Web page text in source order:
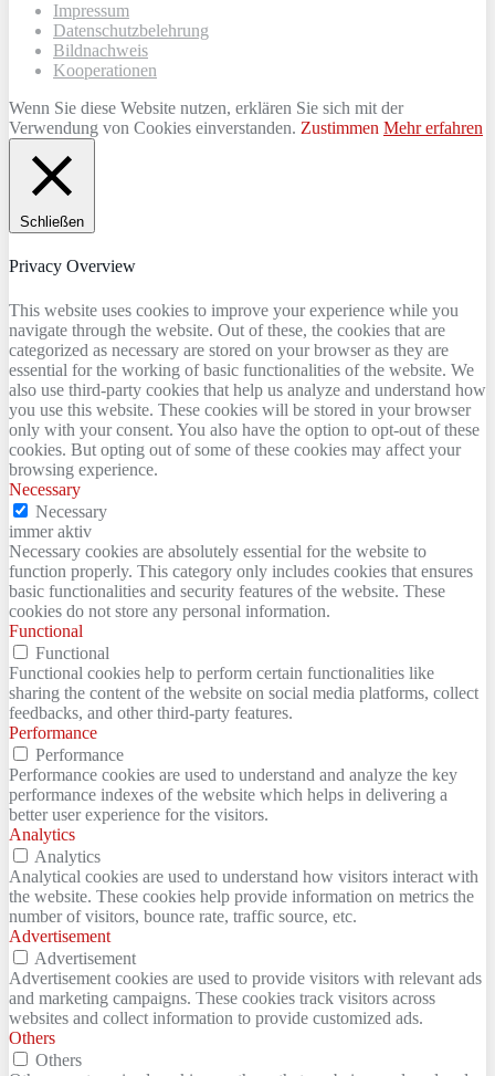
Impressum
Datenschutzbelehrung
Bildnachweis
Kooperationen
Wenn Sie diese Website nutzen, erklären Sie sich mit der
Verwendung von Cookies einverstanden. Zustimmen Mehr erfahren
Schließen
Privacy Overview
This website uses cookies to improve your experience while you
navigate through the website. Out of these, the cookies that are
categorized as necessary are stored on your browser as they are
essential for the working of basic functionalities of the website. We
also use third-party cookies that help us analyze and understand how
you use this website. These cookies will be stored in your browser
only with your consent. You also have the option to opt-out of these
cookies. But opting out of some of these cookies may affect your
browsing experience.
Necessary
Necessary
immer aktiv
Necessary cookies are absolutely essential for the website to
function properly. This category only includes cookies that ensures
basic functionalities and security features of the website. These
cookies do not store any personal information.
Functional
Functional
Functional cookies help to perform certain functionalities like
sharing the content of the website on social media platforms, collect
feedbacks, and other third-party features.
Performance
Performance
Performance cookies are used to understand and analyze the key
performance indexes of the website which helps in delivering a
better user experience for the visitors.
Analytics
Analytics
Analytical cookies are used to understand how visitors interact with
the website. These cookies help provide information on metrics the
number of visitors, bounce rate, traffic source, etc.
Advertisement
Advertisement
Advertisement cookies are used to provide visitors with relevant ads
and marketing campaigns. These cookies track visitors across
websites and collect information to provide customized ads.
Others
Others